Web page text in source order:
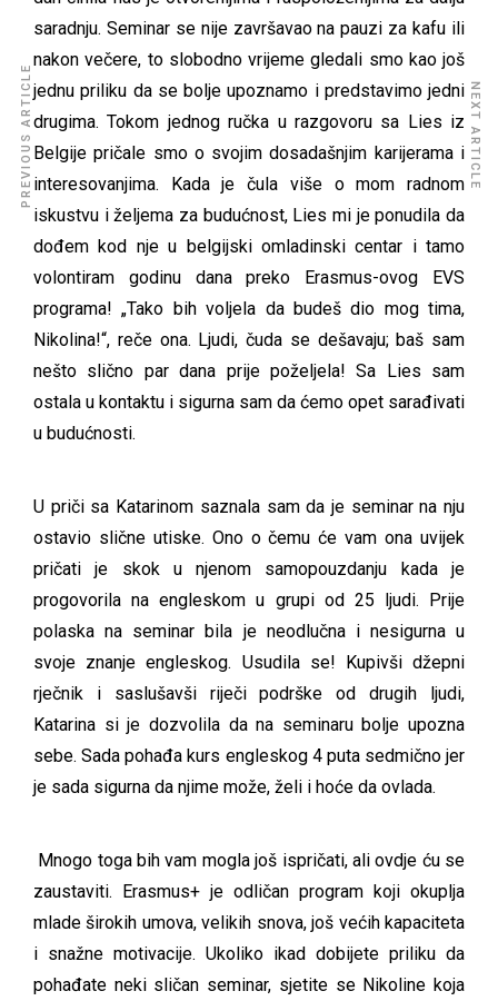
saradnju. Seminar se nije završavao na pauzi za kafu ili
nakon večere, to slobodno vrijeme gledali smo kao još
jednu priliku da se bolje upoznamo i predstavimo jedni
drugima. Tokom jednog ručka u razgovoru sa Lies iz
Belgije pričale smo o svojim dosadašnjim karijerama i
interesovanjima. Kada je čula više o mom radnom
iskustvu i željema za budućnost, Lies mi je ponudila da
dođem kod nje u belgijski omladinski centar i tamo
volontiram godinu dana preko Erasmus-ovog EVS
programa! „Tako bih voljela da budeš dio mog tima,
Nikolina!“, reče ona. Ljudi, čuda se dešavaju; baš sam
nešto slično par dana prije poželjela! Sa Lies sam
ostala u kontaktu i sigurna sam da ćemo opet sarađivati
u budućnosti.
U priči sa Katarinom saznala sam da je seminar na nju
ostavio slične utiske. Ono o čemu će vam ona uvijek
pričati je skok u njenom samopouzdanju kada je
progovorila na engleskom u grupi od 25 ljudi. Prije
polaska na seminar bila je neodlučna i nesigurna u
svoje znanje engleskog. Usudila se! Kupivši džepni
rječnik i saslušavši riječi podrške od drugih ljudi,
Katarina si je dozvolila da na seminaru bolje upozna
sebe. Sada pohađa kurs engleskog 4 puta sedmično jer
je sada sigurna da njime može, želi i hoće da ovlada.
Mnogo toga bih vam mogla još ispričati, ali ovdje ću se
zaustaviti. Erasmus+ je odličan program koji okuplja
mlade širokih umova, velikih snova, još većih kapaciteta
i snažne motivacije. Ukoliko ikad dobijete priliku da
pohađate neki sličan seminar, sjetite se Nikoline koja
PREVIOUS ARTICLE NEXT ARTICLE